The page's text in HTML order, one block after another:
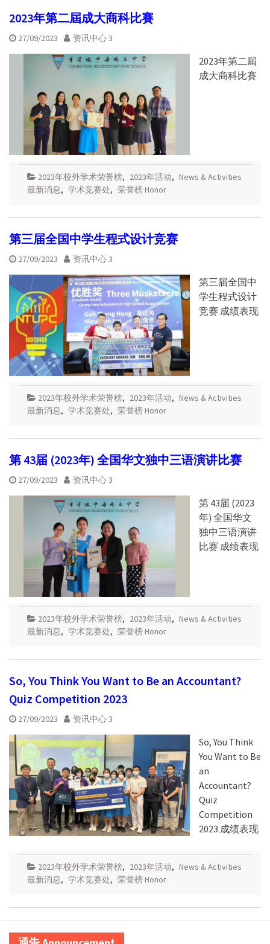
2023年第二屆成大商科比賽
27/09/2023 资讯中心 3
2023年第二屆
成大商科比賽
2023年校外学术荣誉榜, 2023年活动, News & Activities
最新消息, 学术竞赛处, 荣誉榜 Honor
第三届全国中学生程式设计竞赛
27/09/2023 资讯中心 3
第三届全国中
学生程式设计
竞赛 成绩表现
2023年校外学术荣誉榜, 2023年活动, News & Activities
最新消息, 学术竞赛处, 荣誉榜 Honor
第 43届 (2023年) 全国华文独中三语演讲比赛
27/09/2023 资讯中心 3
第 43届 (2023
年) 全国华文
独中三语演讲
比赛 成绩表现
2023年校外学术荣誉榜, 2023年活动, News & Activities
最新消息, 学术竞赛处, 荣誉榜 Honor
So, You Think You Want to Be an Accountant?
Quiz Competition 2023
27/09/2023 资讯中心 3
So, You Think
You Want to Be
an
Accountant?
Quiz
Competition
2023 成绩表现
2023年校外学术荣誉榜, 2023年活动, News & Activities
最新消息, 学术竞赛处, 荣誉榜 Honor